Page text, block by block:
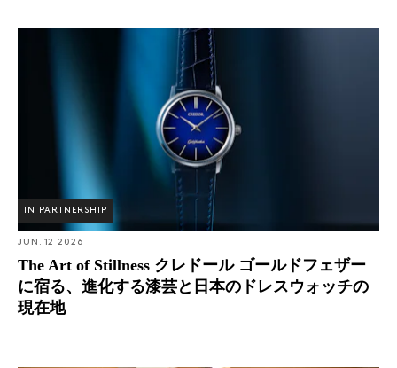
The Art of Stillness クレドール ゴールドフェザーに宿
る、進化する漆芸と日本のドレスウォッチの現在地
IN PARTNERSHIP
JUN. 12 2026
The Art of Stillness クレドール ゴールドフェザー
に宿る、進化する漆芸と日本のドレスウォッチの
現在地